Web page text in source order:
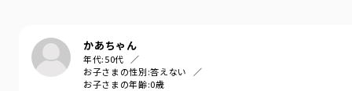
かあちゃん
年代:50代
お子さまの性別:答えない
お子さまの年齢:0歳